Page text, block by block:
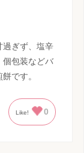
過ぎず、塩辛
個包装などバ
です。
Like! 0